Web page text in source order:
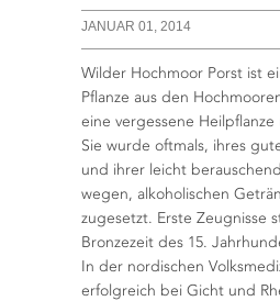
JANUAR 01, 2014
Wilder Hochmoor Porst ist
Pflanze aus den
eine vergessene Heilpflanze
Sie wurde oftmals, ihres
und ihrer leicht
wegen, alkoholischen
zugesetzt. Erste Zeugnisse
Bronzezeit des 15.
In der nordischen
erfolgreich bei Gicht und